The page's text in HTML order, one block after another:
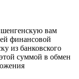
шенгенскую вам
финансовой
из банковского
суммой в обмен